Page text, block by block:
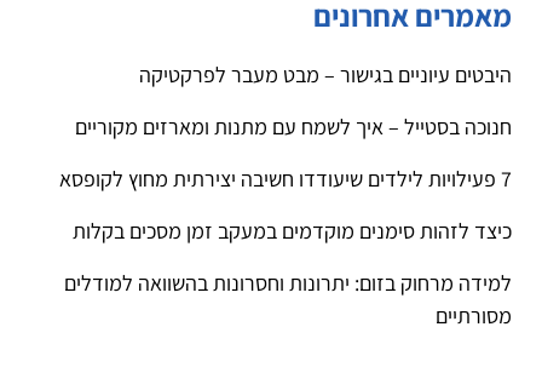
מאמרים אחרונים
היבטים עיוניים בגישור – מבט מעבר לפרקטיקה
חנוכה בסטייל – איך לשמח עם מתנות ומארזים מקוריים
7 פעילויות לילדים שיעודדו חשיבה יצירתית מחוץ לקופסא
כיצד לזהות סימנים מוקדמים במעקב זמן מסכים בקלות
למידה מרחוק בזום: יתרונות וחסרונות בהשוואה למודלים
מסורתיים